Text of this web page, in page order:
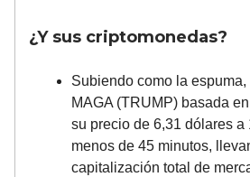
¿Y sus criptomonedas?
Subiendo como la
MAGA (TRUMP) basada
su precio de 6,31 dólares a
menos de 45 minutos,
capitalización total de